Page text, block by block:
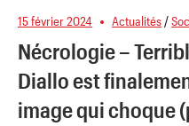
15 février 2024 Actualités /
Nécrologie –
Diallo est
image qui choque